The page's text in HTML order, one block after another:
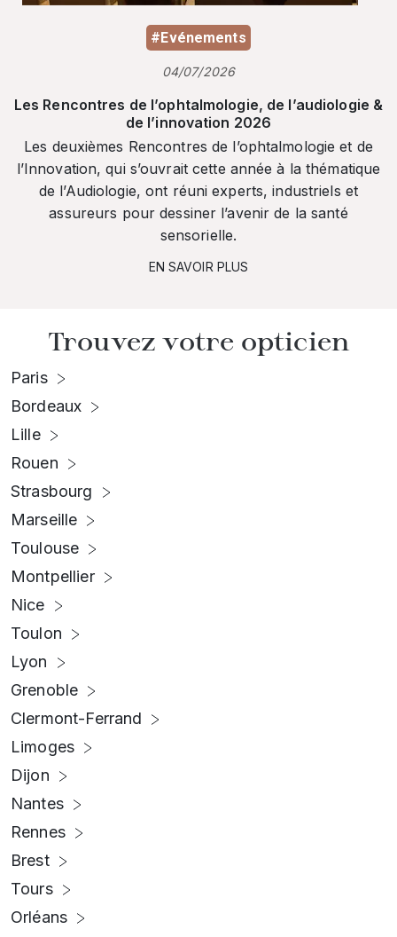
#Evénements
04/07/2026
Les Rencontres de l’ophtalmologie, de l’audiologie &
de l’innovation 2026
Les deuxièmes Rencontres de l’ophtalmologie et de
l’Innovation, qui s’ouvrait cette année à la thématique
de l’Audiologie, ont réuni experts, industriels et
assureurs pour dessiner l’avenir de la santé
sensorielle.
EN SAVOIR PLUS
Trouvez votre opticien
Paris
Bordeaux
Lille
Rouen
Strasbourg
Marseille
Toulouse
Montpellier
Nice
Toulon
Lyon
Grenoble
Clermont-Ferrand
Limoges
Dijon
Nantes
Rennes
Brest
Tours
Orléans